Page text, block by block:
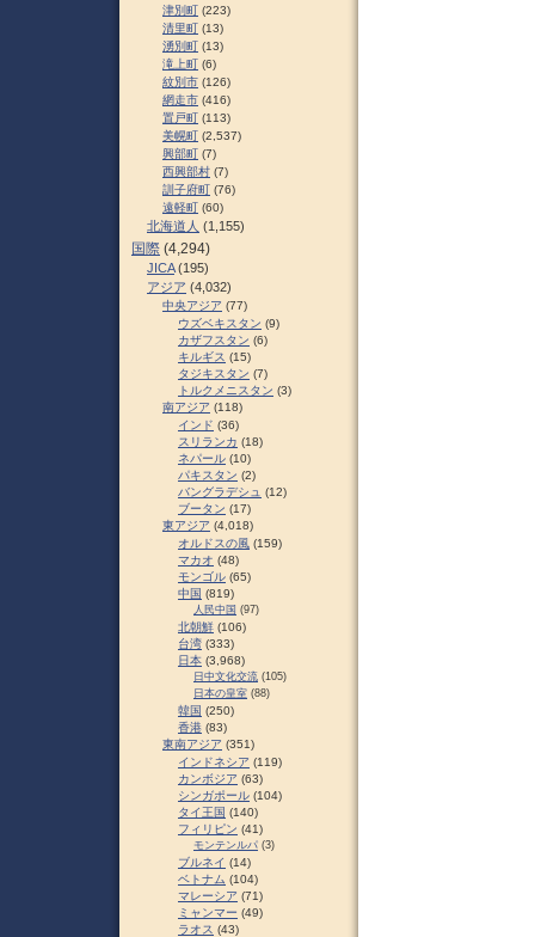
津別町 (223)
清里町 (13)
湧別町 (13)
滝上町 (6)
紋別市 (126)
網走市 (416)
置戸町 (113)
美幌町 (2,537)
興部町 (7)
西興部村 (7)
訓子府町 (76)
遠軽町 (60)
北海道人 (1,155)
国際 (4,294)
JICA(195)
アジア (4,032)
中央アジア (77)
ウズベキスタン (9)
カザフスタン (6)
キルギス (15)
タジキスタン (7)
トルクメニスタン (3)
南アジア (118)
インド (36)
スリランカ (18)
ネパール (10)
パキスタン (2)
バングラデシュ (12)
ブータン (17)
東アジア (4,018)
オルドスの風 (159)
マカオ (48)
モンゴル (65)
中国 (819)
人民中国 (97)
北朝鮮 (106)
台湾 (333)
日本 (3,968)
日中文化交流 (105)
日本の皇室 (88)
韓国 (250)
香港 (83)
東南アジア (351)
インドネシア (119)
カンボジア (63)
シンガポール (104)
タイ王国 (140)
フィリピン (41)
モンテンルパ (3)
ブルネイ (14)
ベトナム (104)
マレーシア (71)
ミャンマー (49)
ラオス (43)